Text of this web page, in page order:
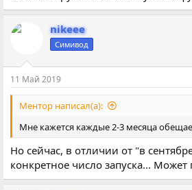
nikeee
Симивод
11 Май 2019
Ментор написал(а):
Мне кажется каждые 2-3 месяца
Но сейчас, в отличии от "в
конкретное число запуска... Может